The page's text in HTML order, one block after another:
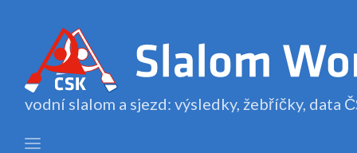
vodní slalom a sjezd: výsledky, žebříčky, data